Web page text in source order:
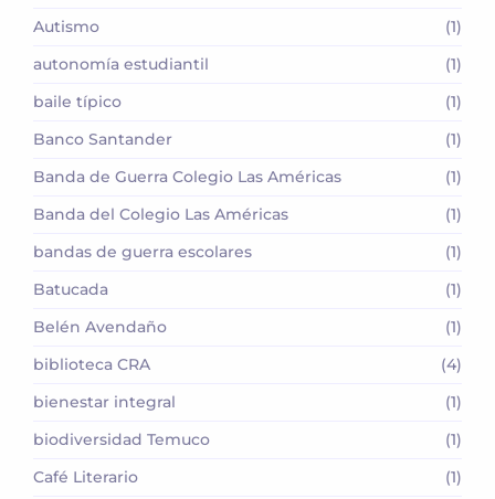
Autismo
(1)
autonomía estudiantil
(1)
baile típico
(1)
Banco Santander
(1)
Banda de Guerra Colegio Las Américas
(1)
Banda del Colegio Las Américas
(1)
bandas de guerra escolares
(1)
Batucada
(1)
Belén Avendaño
(1)
biblioteca CRA
(4)
bienestar integral
(1)
biodiversidad Temuco
(1)
Café Literario
(1)